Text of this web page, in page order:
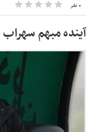
۰ نفر
آینده مبهم سهراب